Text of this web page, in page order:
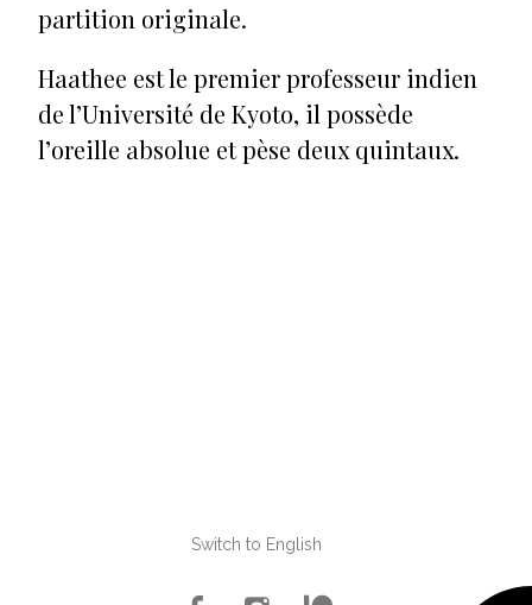
partition originale.
Haathee est le premier professeur indien
de l’Université de Kyoto, il possède
l’oreille absolue et pèse deux quintaux.
Switch to English